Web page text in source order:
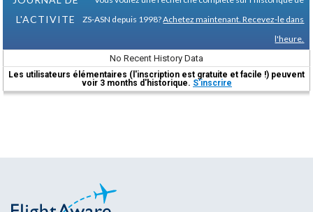
L'ACTIVITE
ZS-ASN depuis 1998?Achetez maintenant. Recevez-le dans
l'heure.
No Recent History Data
Les utilisateurs élémentaires (l'inscription est gratuite et facile !) peuvent
voir 3 months d'historique. S'inscrire